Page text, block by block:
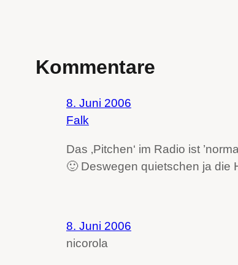
Kommentare
8. Juni 2006
Falk
Das ‚Pitchen‘ im Radio ist
🙂 Deswegen quietschen ja die
8. Juni 2006
nicorola